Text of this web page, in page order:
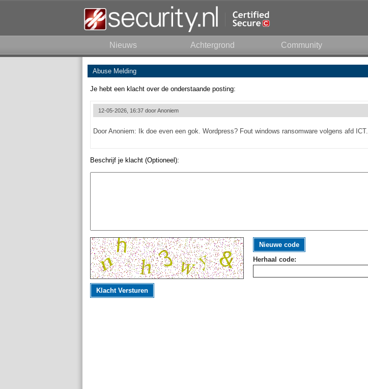
Nieuws Achtergrond Community
Abuse Melding
Je hebt een klacht over de onderstaande posting:
12-05-2026, 16:37 doorAnoniem
Door Anoniem: Ik doe even een gok. Wordpress? Fout windows ransomware volgens afd ICT.
Beschrijf je klacht (Optioneel):
Nieuwe code
Herhaal code:
Klacht Versturen